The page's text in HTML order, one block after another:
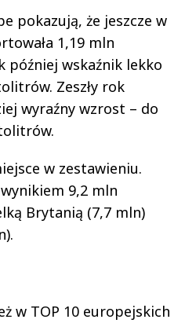
pokazują, że jeszcze w
1,19 mln
wskaźnik lekko
Zeszły rok
wyraźny wzrost – do
w zestawieniu.
9,2 mln
Brytanią (7,7 mln)
w TOP 10 europejskich